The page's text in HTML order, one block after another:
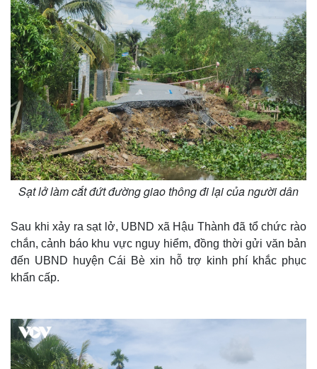
Thế giới
Quan sát
Cuộc sống đó đây
Multimedia
Video
Sạt lở làm cắt đứt đường giao thông đi lại của người dân
Sau khi xảy ra sạt lở, UBND xã Hậu Thành đã tổ chức rào
chắn, cảnh báo khu vực nguy hiểm, đồng thời gửi văn bản
đến UBND huyện Cái Bè xin hỗ trợ kinh phí khắc phục
khẩn cấp.